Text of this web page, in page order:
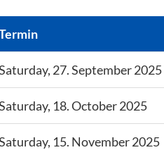
27. September 2025
18. October 2025
15. November 2025